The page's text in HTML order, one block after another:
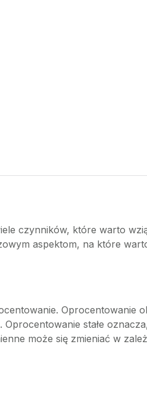
czynników, które warto
aspektom, na które
Oprocentowanie
stałe
może się zmieniać w